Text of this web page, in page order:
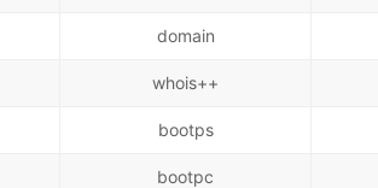
domain
whois++
bootps
bootpc